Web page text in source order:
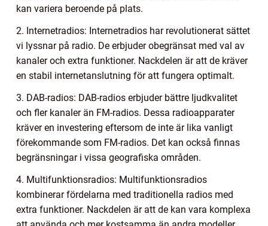
kan variera beroende på plats.
2. Internetradios: Internetradios har revolutionerat sättet
vi lyssnar på radio. De erbjuder obegränsat med val av
kanaler och extra funktioner. Nackdelen är att de kräver
en stabil internetanslutning för att fungera optimalt.
3. DAB-radios: DAB-radios erbjuder bättre ljudkvalitet
och fler kanaler än FM-radios. Dessa radioapparater
kräver en investering eftersom de inte är lika vanligt
förekommande som FM-radios. Det kan också finnas
begränsningar i vissa geografiska områden.
4. Multifunktionsradios: Multifunktionsradios
kombinerar fördelarna med traditionella radios med
extra funktioner. Nackdelen är att de kan vara komplexa